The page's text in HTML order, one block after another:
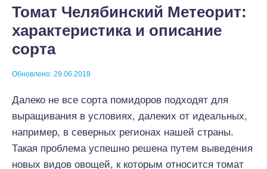
Томат Челябинский Метеорит:
характеристика и описание
сорта
Обновлено: 29.06.2018
Далеко не все сорта помидоров подходят для
выращивания в условиях, далеких от идеальных,
например, в северных регионах нашей страны.
Такая проблема успешно решена путем выведения
новых видов овощей, к которым относится томат